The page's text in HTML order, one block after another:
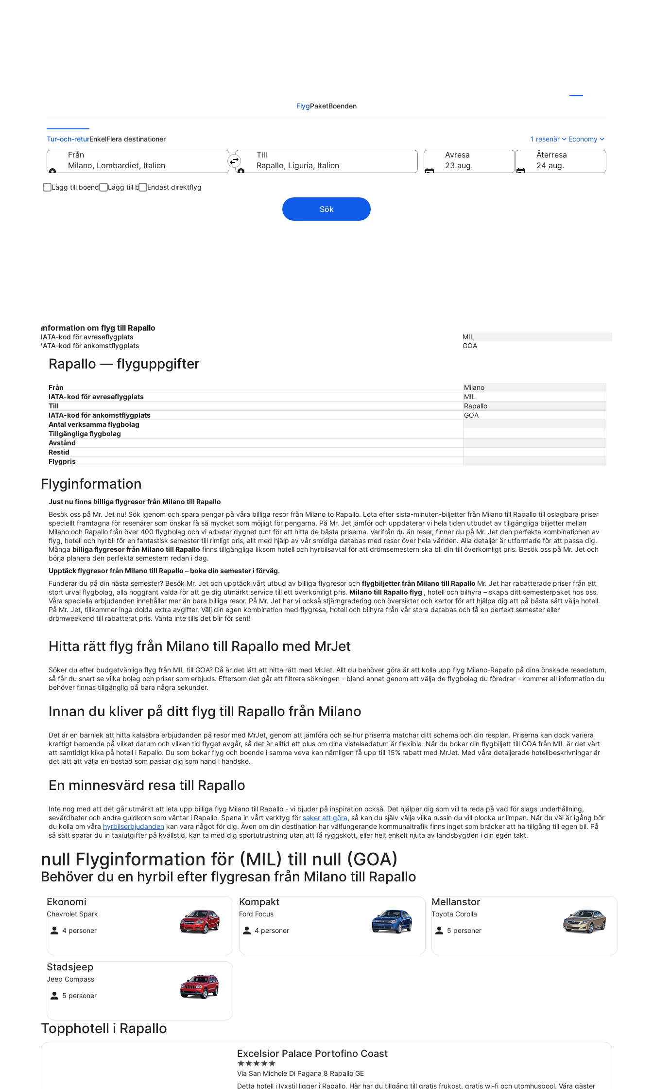
FlygPaketBoenden
Tur-och-returEnkelFlera destinationer 1 resenär Economy
Från
Milano, Lombardiet, Italien
Till
Rapallo, Liguria, Italien
Avresa
23 aug.
Återresa
24 aug.
Lägg till boende Lägg till bil Endast direktflyg
Sök
Information om flyg till Rapallo
IATA-kod för avreseflygplats
MIL
IATA-kod för ankomstflygplats
GOA
Rapallo — flyguppgifter
Från
Milano
IATA-kod för avreseflygplats
MIL
Till
Rapallo
IATA-kod för ankomstflygplats
GOA
Antal verksamma flygbolag
Tillgängliga flygbolag
Avstånd
Restid
Flygpris
Flyginformation
Just nu finns billiga flygresor från Milano till Rapallo
Besök oss på Mr. Jet nu! Sök igenom och spara pengar på våra billiga resor från Milano to Rapallo. Leta efter sista-minuten-biljetter från Milano till Rapallo till oslagbara priser
speciellt framtagna för resenärer som önskar få så mycket som möjligt för pengarna. På Mr. Jet jämför och uppdaterar vi hela tiden utbudet av tillgängliga biljetter mellan
Milano och Rapallo från över 400 flygbolag och vi arbetar dygnet runt för att hitta de bästa priserna. Varifrån du än reser, finner du på Mr. Jet den perfekta kombinationen av
flyg, hotell och hyrbil för en fantastisk semester till rimligt pris, allt med hjälp av vår smidiga databas med resor över hela världen. Alla detaljer är utformade för att passa dig.
Många billiga flygresor från Milano till Rapallo finns tillgängliga liksom hotell och hyrbilsavtal för att drömsemestern ska bli din till överkomligt pris. Besök oss på Mr. Jet och
börja planera den perfekta semestern redan i dag.
Upptäck flygresor från Milano till Rapallo – boka din semester i förväg.
Funderar du på din nästa semester? Besök Mr. Jet och upptäck vårt utbud av billiga flygresor och flygbiljetter från Milano till Rapallo Mr. Jet har rabatterade priser från ett
stort urval flygbolag, alla noggrant valda för att ge dig utmärkt service till ett överkomligt pris. Milano till Rapallo flyg , hotell och bilhyra – skapa ditt semesterpaket hos oss.
Våra speciella erbjudanden innehåller mer än bara billiga resor. På Mr. Jet har vi också stjärngradering och översikter och kartor för att hjälpa dig att på bästa sätt välja hotell.
På Mr. Jet, tillkommer inga dolda extra avgifter. Välj din egen kombination med flygresa, hotell och bilhyra från vår stora databas och få en perfekt semester eller
drömweekend till rabatterat pris. Vänta inte tills det blir för sent!
Hitta rätt flyg från Milano till Rapallo med MrJet
Söker du efter budgetvänliga flyg från MIL till GOA? Då är det lätt att hitta rätt med MrJet. Allt du behöver göra är att kolla upp flyg Milano-Rapallo på dina önskade resedatum,
så får du snart se vilka bolag och priser som erbjuds. Eftersom det går att filtrera sökningen - bland annat genom att välja de flygbolag du föredrar - kommer all information du
behöver finnas tillgänglig på bara några sekunder.
Innan du kliver på ditt flyg till Rapallo från Milano
Det är en barnlek att hitta kalasbra erbjudanden på resor med MrJet, genom att jämföra och se hur priserna matchar ditt schema och din resplan. Priserna kan dock variera
kraftigt beroende på vilket datum och vilken tid flyget avgår, så det är alltid ett plus om dina vistelsedatum är flexibla. När du bokar din flygbiljett till GOA från MIL är det värt
att samtidigt kika på hotell i Rapallo. Du som bokar flyg och boende i samma veva kan nämligen få upp till 15% rabatt med MrJet. Med våra detaljerade hotellbeskrivningar är
det lätt att välja en bostad som passar dig som hand i handske.
En minnesvärd resa till Rapallo
Inte nog med att det går utmärkt att leta upp billiga flyg Milano till Rapallo - vi bjuder på inspiration också. Det hjälper dig som vill ta reda på vad för slags underhållning,
sevärdheter och andra guldkorn som väntar i Rapallo. Spana in vårt verktyg för saker att göra, så kan du själv välja vilka russin du vill plocka ur limpan. När du väl är igång bör
du kolla om våra hyrbilserbjudanden kan vara något för dig. Även om din destination har välfungerande kommunaltrafik finns inget som bräcker att ha tillgång till egen bil. På
så sätt sparar du in taxiutgifter på kvällstid, kan ta med dig sportutrustning utan att få ryggskott, eller helt enkelt njuta av landsbygden i din egen takt.
null Flyginformation för (MIL) till null (GOA)
Behöver du en hyrbil efter flygresan från Milano till Rapallo
Ekonomi
Chevrolet Spark
4 personer
Ekonomi Chevrolet Spark
Kompakt
Ford Focus
4 personer
Kompakt Ford Focus
Mellanstor
Toyota Corolla
5 personer
Mellanstor Toyota Corolla
Stadsjeep
Jeep Compass
5 personer
Stadsjeep Jeep Compass
Topphotell i Rapallo
Excelsior Palace Portofino Coast
5
out
of
Via San Michele Di Pagana 8 Rapallo GE
Detta hotell i lyxstil ligger i Rapallo. Här har du tillgång till gratis frukost, gratis wi-fi och utomhuspool. Våra gäster
Öppnas i ett nytt fönster
Excelsior Palace Portofino Coast